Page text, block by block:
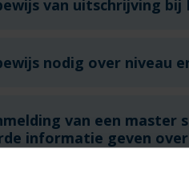
van uitschrijving bij
nodig over niveau
van een master
informatie geven
2009 – 2013. Ik kan